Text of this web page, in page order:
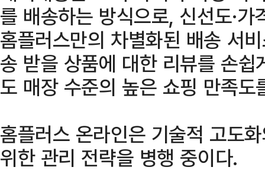
를 배송하는 방식으로, 신선도·
홈플러스만의 차별화된 배송 서
송 받을 상품에 대한 리뷰를 손
도 매장 수준의 높은 쇼핑 만족도
홈플러스 온라인은 기술적 고도
위한 관리 전략을 병행 중이다.